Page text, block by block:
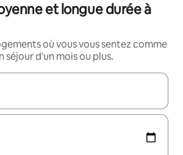
et longue durée à
où vous vous sentez comme
séjour d'un mois ou plus.
s'affichent, utilisez les flèches vers le